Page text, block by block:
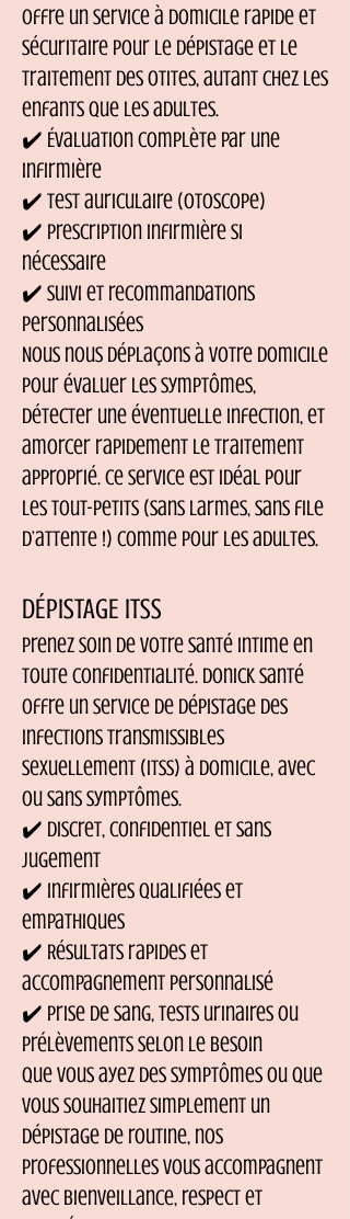
offre un service à domicile rapide et
sécuritaire pour le dépistage et le
traitement des otites, autant chez les
enfants que les adultes.
✔️ Évaluation complète par une
infirmière
✔️ Test auriculaire (otoscope)
✔️ Prescription infirmière si
nécessaire
✔️ Suivi et recommandations
personnalisées
Nous nous déplaçons à votre domicile
pour évaluer les symptômes,
détecter une éventuelle infection, et
amorcer rapidement le traitement
approprié. Ce service est idéal pour
les tout-petits (sans larmes, sans file
d’attente !) comme pour les adultes.
DÉPISTAGE ITSS
Prenez soin de votre santé intime en
toute confidentialité. Donick Santé
offre un service de dépistage des
infections transmissibles
sexuellement (ITSS) à domicile, avec
ou sans symptômes.
✔️ Discret, confidentiel et sans
jugement
✔️ Infirmières qualifiées et
empathiques
✔️ Résultats rapides et
accompagnement personnalisé
✔️ Prise de sang, tests urinaires ou
prélèvements selon le besoin
Que vous ayez des symptômes ou que
vous souhaitiez simplement un
dépistage de routine, nos
professionnelles vous accompagnent
avec bienveillance, respect et